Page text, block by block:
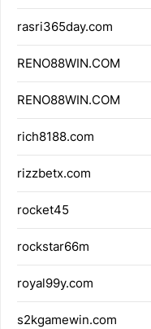
rasri365day.com
RENO88WIN.COM
RENO88WIN.COM
rich8188.com
rizzbetx.com
rocket45
rockstar66m
royal99y.com
s2kgamewin.com